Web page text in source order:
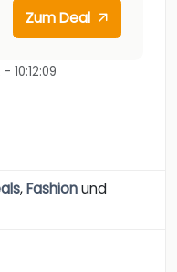
Zum Deal
10:12:09
,Fashionund